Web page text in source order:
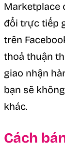
Marketplace
đổi trực tiếp
trên
thoả thuận
giao nhận
bạn sẽ
khác.
Cách